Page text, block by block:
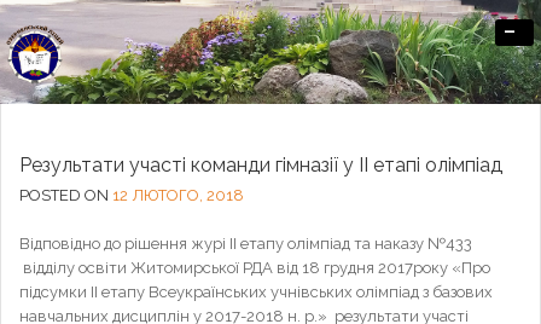
Офіційний сайт Озерненського ліцею
-
Результати участі команди гімназії у ІІ етапі олімпіад
POSTED ON 12 ЛЮТОГО, 2018
Відповідно до рішення журі ІІ етапу олімпіад та наказу №433
відділу освіти Житомирської РДА від 18 грудня 2017року «Про
підсумки ІІ етапу Всеукраїнських учнівських олімпіад з базових
навчальних дисциплін у 2017-2018 н. р.» результати участі